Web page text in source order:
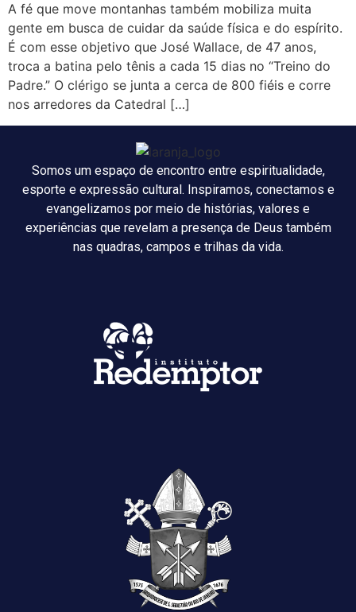
A fé que move montanhas também mobiliza muita
gente em busca de cuidar da saúde física e do espírito.
É com esse objetivo que José Wallace, de 47 anos,
troca a batina pelo tênis a cada 15 dias no “Treino do
Padre.” O clérigo se junta a cerca de 800 fiéis e corre
nos arredores da Catedral […]
Somos um espaço de encontro entre espiritualidade,
esporte e expressão cultural. Inspiramos, conectamos e
evangelizamos por meio de histórias, valores e
experiências que revelam a presença de Deus também
nas quadras, campos e trilhas da vida.